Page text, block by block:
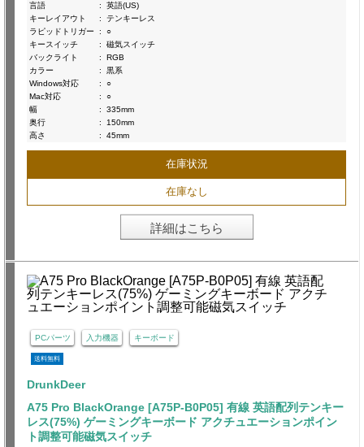
言語 :
英語(US)
キーレイアウト
:
テンキーレス
ラピッドトリガー
:
○
キースイッチ
:
磁気スイッチ
バックライト
:
RGB
カラー
:
黒系
Windows対応
:
○
Mac対応
:
○
幅
:
335mm
奥行
:
150mm
高さ
: 45mm
在庫状況
在庫なし
詳細はこちら
PCパーツ 入力機器 キーボード
送料無料
DrunkDeer
A75 Pro BlackOrange [A75P-B0P05] 有線 英語配列テンキー
レス(75%) ゲーミングキーボード アクチュエーションポイン
ト調整可能磁気スイッチ